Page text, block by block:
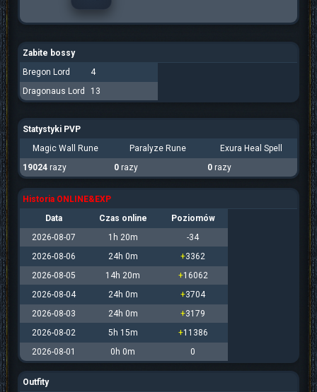
Zabite bossy
Bregon Lord
4
Dragonaus Lord
13
Statystyki PVP
Magic Wall Rune
Paralyze Rune
Exura Heal Spell
19024 razy 0 razy 0 razy
Historia ONLINE&EXP
Data
Czas online
Poziomów
2026-08-07
1h 20m
-34
2026-08-06
24h 0m +3362
2026-08-05
14h 20m +16062
2026-08-04
24h 0m +3704
2026-08-03
24h 0m +3179
2026-08-02
5h 15m +11386
2026-08-01
0h 0m 0
Outfity